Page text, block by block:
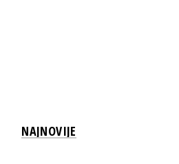
NAJNOVIJE